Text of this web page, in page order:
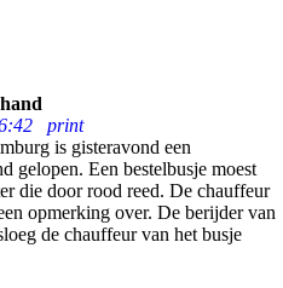
print
is gisteravond een
gelopen. Een bestelbusje moest
die door rood reed. De chauffeur
opmerking over. De berijder van
de chauffeur van het busje